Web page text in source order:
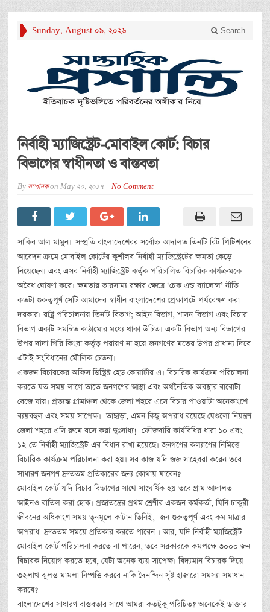
Sunday, August 09, 2026 Search
নির্বাহী ম্যাজিস্ট্রেট-মোবাইল কোর্ট: বিচার
বিভাগের স্বাধীনতা ও বাস্তবতা
By সম্পাদকon May 20, 2017 No Comment
সাকিব আল মামুন॥ সম্প্রতি বাংলাদেশেরর সর্বোচ্চ আদালত তিনটি রিট পিটিশনের
আবেদন ক্রমে মোবাইল কোর্টের কুশীলব নির্বাহী ম্যাজিস্ট্রেটের ক্ষমতা কেড়ে
নিয়েছেন। এবং এসব নির্বাহী ম্যাজিস্ট্রেট কর্তৃক পরিচালিত বিচারিক কার্যক্রমকে
অবৈধ ঘোষণা করে। ক্ষমতার ভারসাম্য রক্ষার ক্ষেত্রে ‘চেক এন্ড ব্যালেন্স’ নীতি
কতটা গুরুত্বপূর্ণ সেটি আমাদের স্বাধীন বাংলাদেশের প্রেক্ষাপটে পর্যবেক্ষণ করা
দরকার। রাষ্ট্র পরিচালনায় তিনটি বিভাগ; আইন বিভাগ, শাসন বিভাগ এবং বিচার
বিভাগ একটি সমন্বিত কাঠামোর মধ্যে থাকা উচিত। একটি বিভাগ অন্য বিভাগের
উপর দাদা গিরি কিংবা কর্তৃত্ব পরায়ণ না হয়ে জনগণের মতের উপর প্রাধান্য দিবে
এটাই সংবিধানের মৌলিক চেতনা।
একজন বিচারকের অফিস ডিস্ট্রিক্ট হেড কোয়ার্টার এ। বিচারিক কার্যক্রম পরিচালনা
করতে যত সময় লাগে তাতে জনগণের আস্থা এবং অর্থনৈতিক অবস্থার বারোটা
বেজে যায়। প্রত্যন্ত গ্রামাঞ্চল থেকে জেলা শহরে এসে বিচার পাওয়াটা অনেকাংশে
ব্যয়বহুল এবং সময় সাপেক্ষ। তাছাড়া, এমন কিছু অপরাধ রয়েছে যেগুলো নিয়ন্ত্রণ
জেলা শহরে এসি রুমে বসে করা দুঃসাধ্য! ফৌজদারি কার্যবিধির ধারা ১০ এবং
১২ তে নির্বাহী ম্যাজিস্ট্রেট এর বিধান রাখা হয়েছে। জনগণের কল্যাণের নিমিত্তে
বিচারিক কার্যক্রম পরিচালনা করা হয়। সব কাজ যদি জজ সাহেবরা করেন তবে
সাধারণ জনগণ দ্রুততম প্রতিকারের জন্য কোথায় যাবেন?
মোবাইল কোর্ট যদি বিচার বিভাগের সাথে সাংঘর্ষিক হয় তবে গ্রাম আদালত
আইনও বাতিল করা হোক। প্রজাতন্ত্রের প্রথম শ্রেণীর একজন কর্মকর্তা, যিনি চাকুরী
জীবনের অধিকাংশ সময় তৃনমূলে কাটান তিনিই, জন গুরুত্বপূর্ণ এবং কম মাত্রার
অপরাধ দ্রুততম সময়ে প্রতিকার করতে পারেন । আর, যদি নির্বাহী ম্যাজিস্ট্রেট
মোবাইল কোর্ট পরিচালনা করতে না পারেন, তবে সরকারকে কমপক্ষে ৩০০০ জন
বিচারক নিয়োগ করতে হবে, যেটা অনেক ব্যয় সাপেক্ষ। বিদ্যমান বিচারক দিয়ে
৩২লাখ ঝুলন্ত মামলা নিষ্পত্তি করবে নাকি দৈনন্দিন সৃষ্ট হাজারো সমস্যা সমাধান
করবে?
বাংলাদেশের সাধারণ বাস্তবতার সাথে আমরা কতটুকু পরিচিত? অনেকেই ডাক্তার